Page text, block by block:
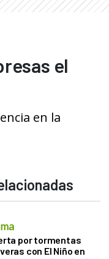
el
en la
por tormentas
con El Niño en